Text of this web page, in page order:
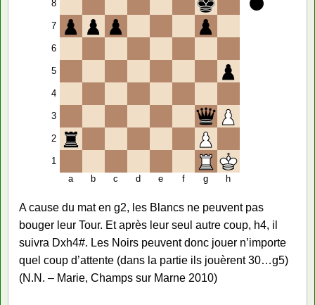
8
7
6
5
4
3
2
1
a
b c d e f g h
A cause du mat en g2, les Blancs ne peuvent pas
bouger leur Tour. Et après leur seul autre coup, h4, il
suivra Dxh4#. Les Noirs peuvent donc jouer n’importe
quel coup d’attente (dans la partie ils jouèrent 30…g5)
(N.N. – Marie, Champs sur Marne 2010)